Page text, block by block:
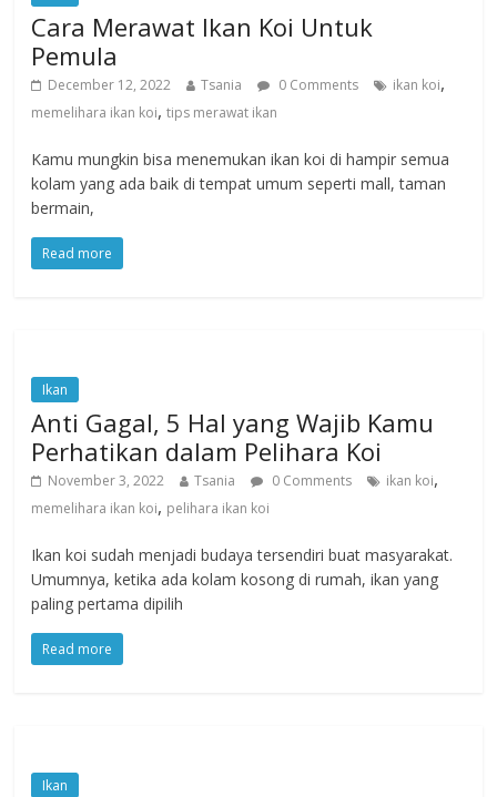
Cara Merawat Ikan Koi Untuk
Pemula
December 12, 2022 Tsania 0 Comments ikan koi,
memelihara ikan koi,tips merawat ikan
Kamu mungkin bisa menemukan ikan koi di hampir semua
kolam yang ada baik di tempat umum seperti mall, taman
bermain,
Read more
Ikan
Anti Gagal, 5 Hal yang Wajib Kamu
Perhatikan dalam Pelihara Koi
November 3, 2022 Tsania 0 Comments ikan koi,
memelihara ikan koi, pelihara ikan koi
Ikan koi sudah menjadi budaya tersendiri buat masyarakat.
Umumnya, ketika ada kolam kosong di rumah, ikan yang
paling pertama dipilih
Read more
Ikan